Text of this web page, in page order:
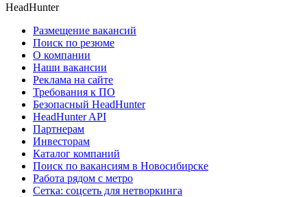
HeadHunter
Размещение вакансий
Поиск по резюме
О компании
Наши вакансии
Реклама на сайте
Требования к ПО
Безопасный HeadHunter
HeadHunter API
Партнерам
Инвесторам
Каталог компаний
Поиск по вакансиям в Новосибирске
Работа рядом с метро
Сетка: соцсеть для нетворкинга